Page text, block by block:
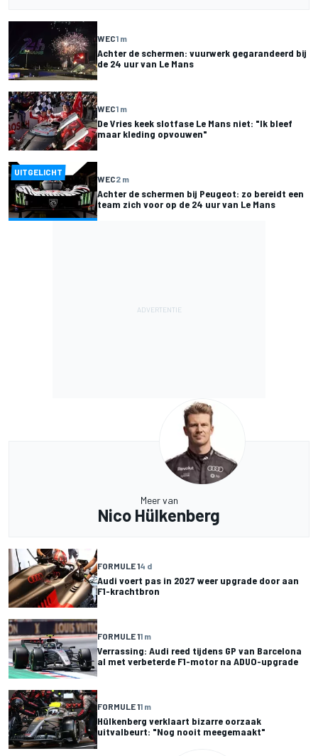
WEC1 m
Achter de schermen: vuurwerk gegarandeerd bij
de 24 uur van Le Mans
WEC1 m
De Vries keek slotfase Le Mans niet: "Ik bleef
maar kleding opvouwen"
UITGELICHT
WEC2 m
Achter de schermen bij Peugeot: zo bereidt een
team zich voor op de 24 uur van Le Mans
Meer van
Nico Hülkenberg
FORMULE 14 d
Audi voert pas in 2027 weer upgrade door aan
F1-krachtbron
FORMULE 11 m
Verrassing: Audi reed tijdens GP van Barcelona
al met verbeterde F1-motor na ADUO-upgrade
FORMULE 11 m
Hülkenberg verklaart bizarre oorzaak
uitvalbeurt: "Nog nooit meegemaakt"